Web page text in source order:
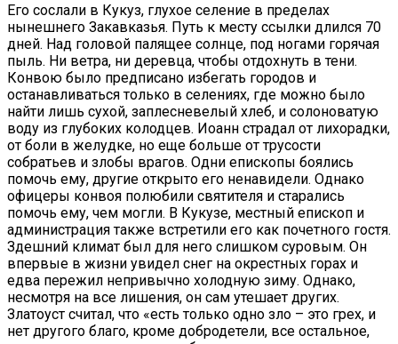
Его сослали в Кукуз, глухое селение в пределах
нынешнего Закавказья. Путь к месту ссылки длился 70
дней. Над головой палящее солнце, под ногами горячая
пыль. Ни ветра, ни деревца, чтобы отдохнуть в тени.
Конвою было предписано избегать городов и
останавливаться только в селениях, где можно было
найти лишь сухой, заплесневелый хлеб, и солоноватую
воду из глубоких колодцев. Иоанн страдал от лихорадки,
от боли в желудке, но еще больше от трусости
собратьев и злобы врагов. Одни епископы боялись
помочь ему, другие открыто его ненавидели. Однако
офицеры конвоя полюбили святителя и старались
помочь ему, чем могли. В Кукузе, местный епископ и
администрация также встретили его как почетного гостя.
Здешний климат был для него слишком суровым. Он
впервые в жизни увидел снег на окрестных горах и
едва пережил непривычно холодную зиму. Однако,
несмотря на все лишения, он сам утешает других.
Златоуст считал, что «есть только одно зло – это грех, и
нет другого благо, кроме добродетели, все остальное,